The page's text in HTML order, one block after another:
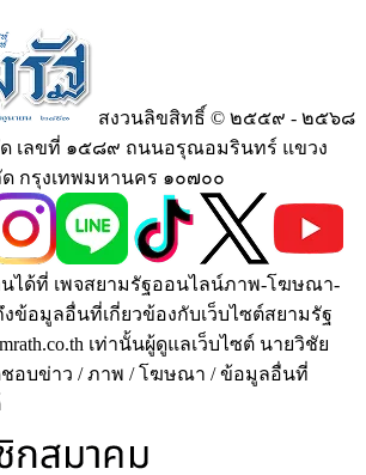
สงวนลิขสิทธิ์ © ๒๕๕๙ - ๒๕๖๘
เลขที่ ๑๕๘๙ ถนนอรุณอมรินทร์ แขวง
กรุงเทพมหานคร ๑๐๗๐๐
ได้ที่ เพจสยามรัฐออนไลน์ภาพ-โฆษณา-
ข้อมูลอื่นที่เกี่ยวข้องกับเว็บไซต์สยามรัฐ
เท่านั้นผู้ดูแลเว็บไซต์ นายวิชัย
ชอบข่าว / ภาพ / โฆษณา / ข้อมูลอื่นที่